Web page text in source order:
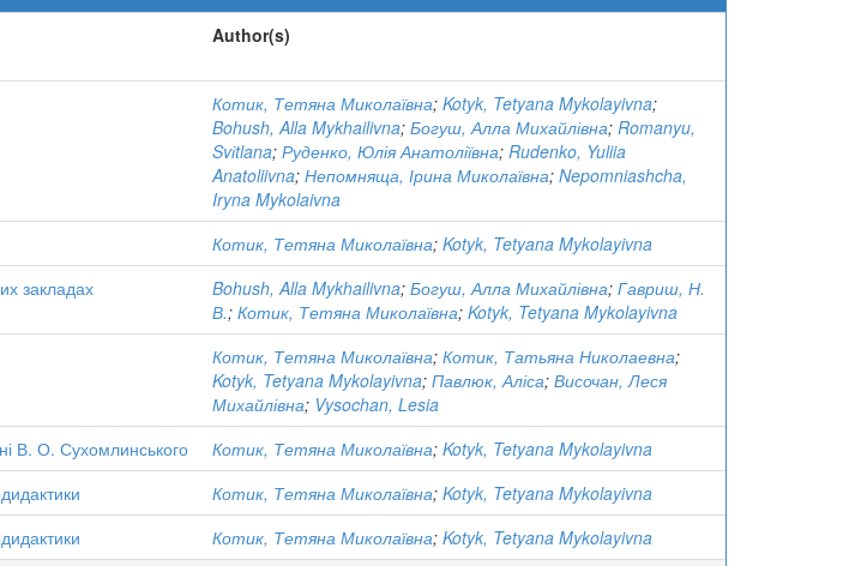
Author(s)
Котик, Тетяна Миколаївна; Kotyk, Tetyana Mykolayivna;
Bohush, Alla Mykhailivna; Богуш, Алла Михайлівна; Romanyu,
Svіtlana; Руденко, Юлія Анатоліївна; Rudenko, Yuliia
Anatoliivna; Непомняща, Ірина Миколаївна; Nepomniashcha,
Iryna Mykolaivna
Котик, Тетяна Миколаївна; Kotyk, Tetyana Mykolayivna
закладах Bohush, Alla Mykhailivna; Богуш, Алла Михайлівна; Гавриш, Н.
В.; Котик, Тетяна Миколаївна; Kotyk, Tetyana Mykolayivna
Котик, Тетяна Миколаївна; Котик, Татьяна Николаевна;
Kotyk, Tetyana Mykolayivna; Павлюк, Аліса; Височан, Леся
Михайлівна; Vysochan, Lesia
В. О. Сухомлинського Котик, Тетяна Миколаївна; Kotyk, Tetyana Mykolayivna
Котик, Тетяна Миколаївна; Kotyk, Tetyana Mykolayivna
Котик, Тетяна Миколаївна; Kotyk, Tetyana Mykolayivna